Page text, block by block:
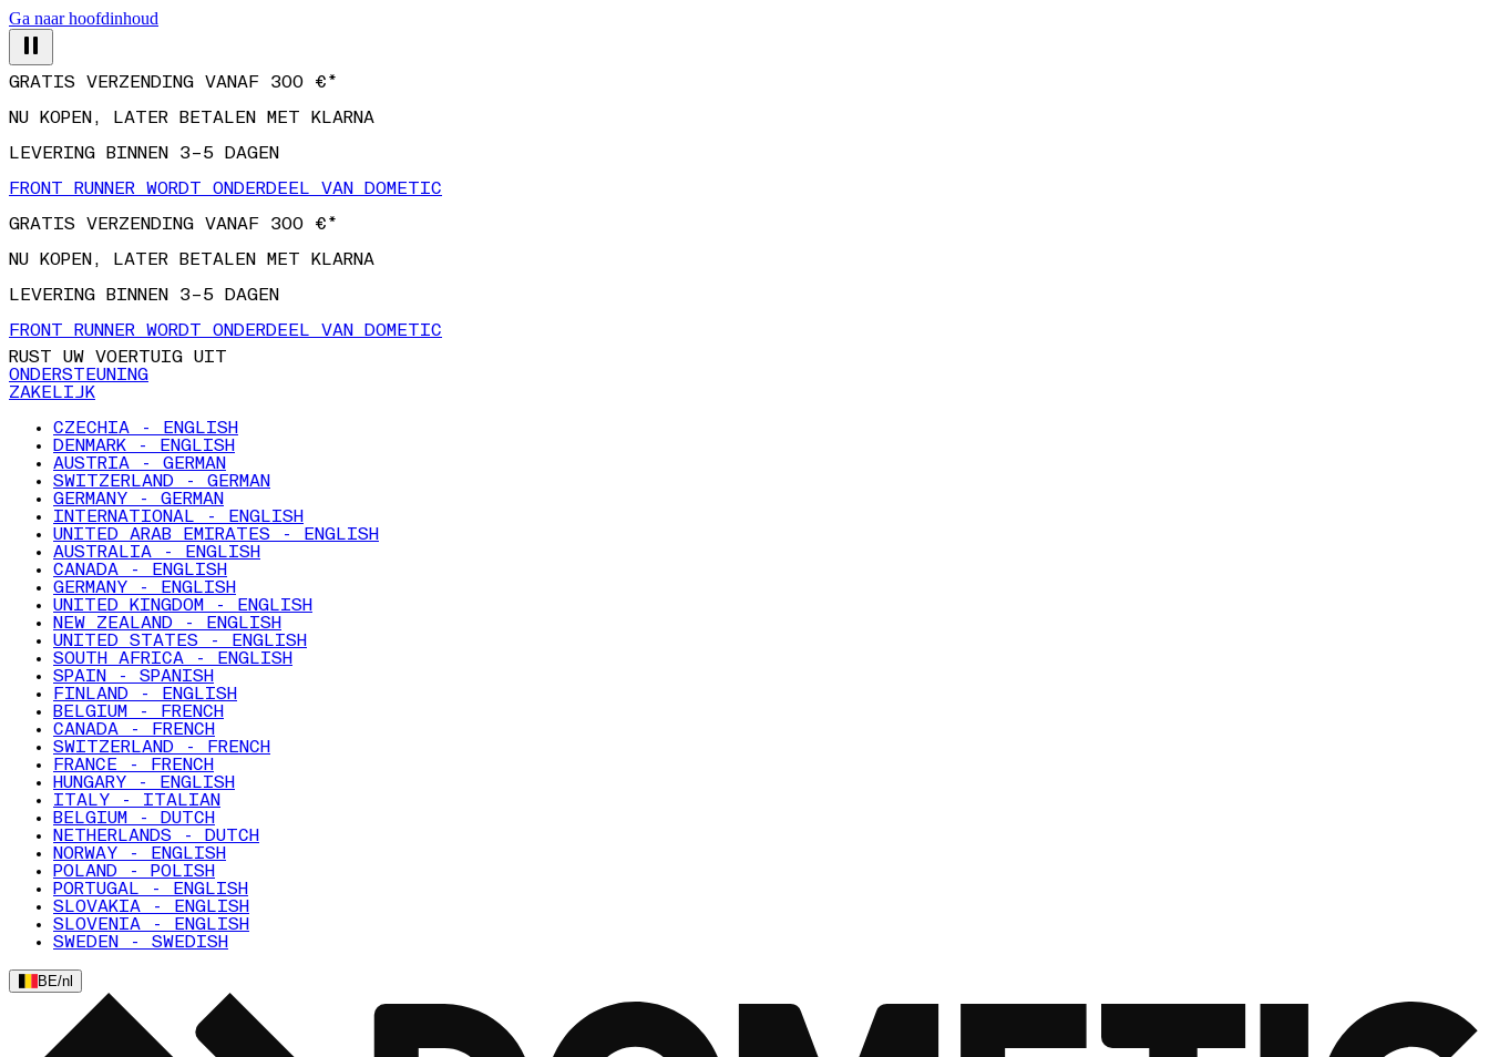
Ga naar hoofdinhoud
GRATIS VERZENDING VANAF 300 €*
NU KOPEN, LATER BETALEN MET KLARNA
LEVERING BINNEN 3–5 DAGEN
FRONT RUNNER WORDT ONDERDEEL VAN DOMETIC
GRATIS VERZENDING VANAF 300 €*
NU KOPEN, LATER BETALEN MET KLARNA
LEVERING BINNEN 3–5 DAGEN
FRONT RUNNER WORDT ONDERDEEL VAN DOMETIC
RUST UW VOERTUIG UIT
ONDERSTEUNING
ZAKELIJK
CZECHIA - ENGLISH
DENMARK - ENGLISH
AUSTRIA - GERMAN
SWITZERLAND - GERMAN
GERMANY - GERMAN
INTERNATIONAL - ENGLISH
UNITED ARAB EMIRATES - ENGLISH
AUSTRALIA - ENGLISH
CANADA - ENGLISH
GERMANY - ENGLISH
UNITED KINGDOM - ENGLISH
NEW ZEALAND - ENGLISH
UNITED STATES - ENGLISH
SOUTH AFRICA - ENGLISH
SPAIN - SPANISH
FINLAND - ENGLISH
BELGIUM - FRENCH
CANADA - FRENCH
SWITZERLAND - FRENCH
FRANCE - FRENCH
HUNGARY - ENGLISH
ITALY - ITALIAN
BELGIUM - DUTCH
NETHERLANDS - DUTCH
NORWAY - ENGLISH
POLAND - POLISH
PORTUGAL - ENGLISH
SLOVAKIA - ENGLISH
SLOVENIA - ENGLISH
SWEDEN - SWEDISH
BE/nl